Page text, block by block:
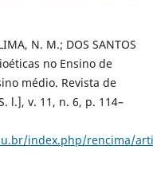
N. M.; DOS SANTOS
no Ensino de
médio. Revista de
l.], v. 11, n. 6, p. 114–
index.php/rencima/